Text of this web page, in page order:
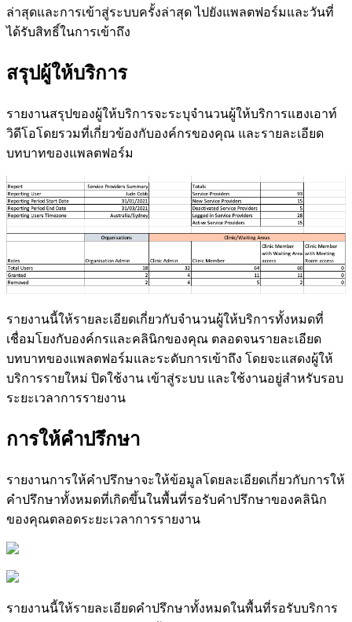
ลาสดและการเขาสระบบครงลาสด ไปยงแพลตฟอรมและวนท
ไดรบสทธในการเขาถง
สรปผใหบรการ
รายงานสรปของผใหบรการจะระบจนวนผใหบรการแฮงเอาท
วดโอโดยรวมทเกยวของกบองคกรของคณ และรายละเอยด
บทบาทของแพลตฟอรม
รายงานนใหรายละเอยดเกยวกบจนวนผใหบรการทงหมดท
เชอมโยงกบองคกรและคลนกของคณ ตลอดจนรายละเอยด
บทบาทของแพลตฟอรมและระดบการเขาถง โดยจะแสดงผให
บรการรายใหม ปดใชงาน เขาสระบบ และใชงานอยสหรบรอบ
ระยะเวลาการรายงาน
การใหคปรกษา
รายงานการใหคปรกษาจะใหขอมลโดยละเอยดเกยวกบการให
คปรกษาทงหมดทเกดขนในพนทรอรบคปรกษาของคลนก
ของคณตลอดระยะเวลาการรายงาน
รายงานนใหรายละเอยดคปรกษาทงหมดในพนทรอรบบรการ